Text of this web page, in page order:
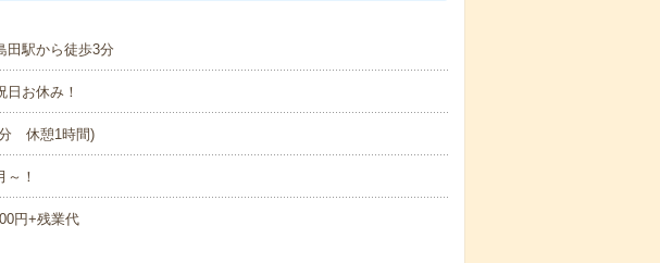
田駅から徒歩3分
お休み！
分 休憩1時間)
！
円+残業代